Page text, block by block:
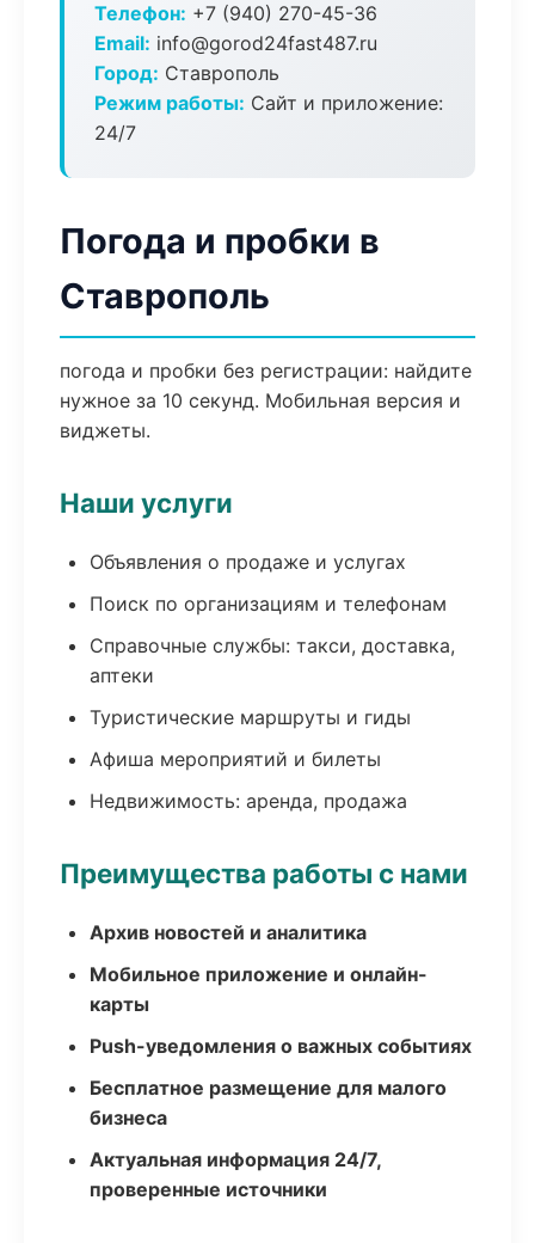
Телефон: +7 (940) 270-45-36
Email: info@gorod24fast487.ru
Город: Ставрополь
Режим работы: Сайт и приложение:
24/7
Погода и пробки в
Ставрополь
погода и пробки без регистрации: найдите
нужное за 10 секунд. Мобильная версия и
виджеты.
Наши услуги
Объявления о продаже и услугах
Поиск по организациям и телефонам
Справочные службы: такси, доставка,
аптеки
Туристические маршруты и гиды
Афиша мероприятий и билеты
Недвижимость: аренда, продажа
Преимущества работы с нами
Архив новостей и аналитика
Мобильное приложение и онлайн-
карты
Push-уведомления о важных событиях
Бесплатное размещение для малого
бизнеса
Актуальная информация 24/7,
проверенные источники